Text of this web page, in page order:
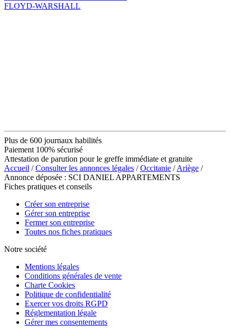
FLOYD-WARSHALL
Plus de 600 journaux habilités
Paiement 100% sécurisé
Attestation de parution pour le greffe immédiate et gratuite
Accueil /Consulter les annonces légales /Occitanie /Ariège /
Annonce déposée : SCI DANIEL APPARTEMENTS
Fiches pratiques et conseils
Créer son entreprise
Gérer son entreprise
Fermer son entreprise
Toutes nos fiches pratiques
Notre société
Mentions légales
Conditions générales de vente
Charte Cookies
Politique de confidentialité
Exercer vos droits RGPD
Réglementation légale
Gérer mes consentements